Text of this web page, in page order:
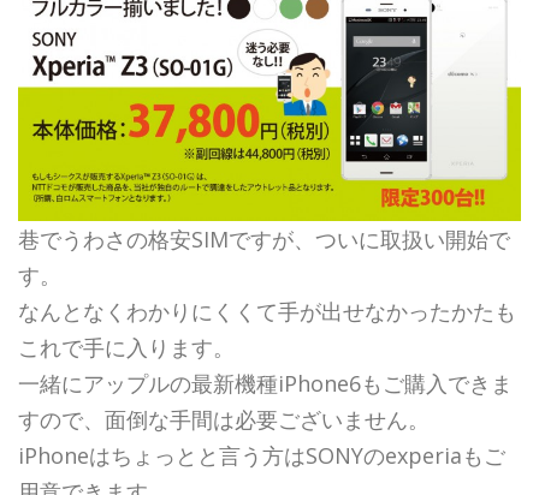
巷でうわさの格安SIMですが、ついに取扱い開始で
す。
なんとなくわかりにくくて手が出せなかったかたも
これで手に入ります。
一緒にアップルの最新機種iPhone6もご購入できま
すので、面倒な手間は必要ございません。
iPhoneはちょっとと言う方はSONYのexperiaもご